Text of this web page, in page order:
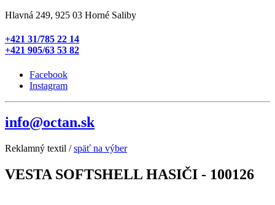
Hlavná 249, 925 03 Horné Saliby
+421 31/785 22 14
+421 905/63 53 82
Facebook
Instagram
info@octan.sk
Reklamný textil /späť na výber
VESTA SOFTSHELL HASIČI - 100126